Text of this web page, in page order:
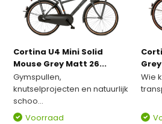
Cortina U4 Mini Solid
Mouse Grey Matt 26...
Gymspullen,
knutselprojecten en natuurlijk
schoo...
Voorraad
Wie